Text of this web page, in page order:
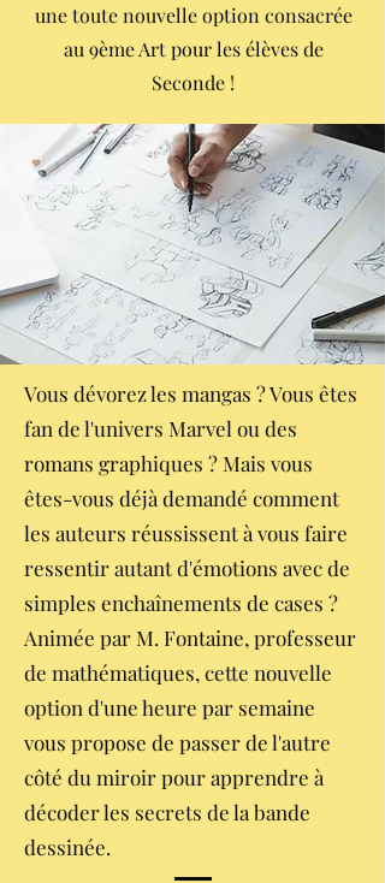
une toute nouvelle option consacrée
au 9ème Art pour les élèves de
Seconde !
Vous dévorez les mangas ? Vous êtes
fan de l'univers Marvel ou des
romans graphiques ? Mais vous
êtes-vous déjà demandé comment
les auteurs réussissent à vous faire
ressentir autant d'émotions avec de
simples enchaînements de cases ?
Animée par M. Fontaine, professeur
de mathématiques, cette nouvelle
option d'une heure par semaine
vous propose de passer de l'autre
côté du miroir pour apprendre à
décoder les secrets de la bande
dessinée.